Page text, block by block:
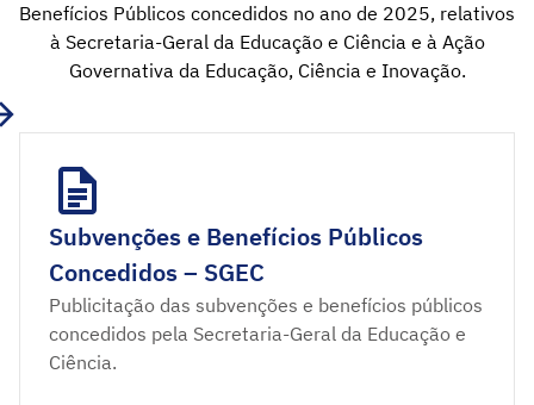
Benefícios Públicos concedidos no ano de 2025, relativos
à Secretaria-Geral da Educação e Ciência e à Ação
Governativa da Educação, Ciência e Inovação.
Subvenções e Benefícios Públicos
Concedidos – SGEC
Publicitação das subvenções e benefícios públicos
concedidos pela Secretaria-Geral da Educação e
Ciência.